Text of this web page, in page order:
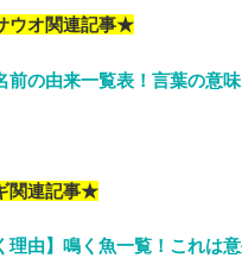
ウオ関連記事★
前の由来一覧表！言葉の意味
関連記事★
理由】鳴く魚一覧！これは意